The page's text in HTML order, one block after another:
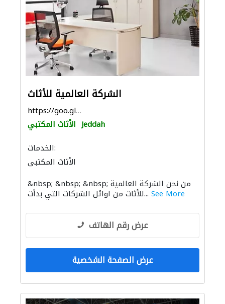
الشركة العالمية للأثاث
https://goo.gl/maps/rW1P55obqsgmFd8L7
الأثاث المكتبي Jeddah
الخدمات:
الأثاث المكتبي
&nbsp; &nbsp; &nbsp; من نحن الشركة العالمية
للأثاث من اوائل الشركات التي بدأت... See More
عرض رقم الهاتف
عرض الصفحة الشخصية